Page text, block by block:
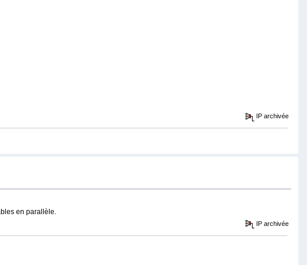
IP archivée
en parallèle.
IP archivée